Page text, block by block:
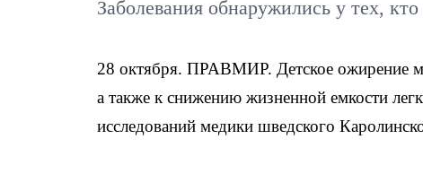
Заболевания обнаружились у тех,
28 октября. ПРАВМИР. Детское ожирение
а также к снижению жизненной емкости
исследований медики шведского